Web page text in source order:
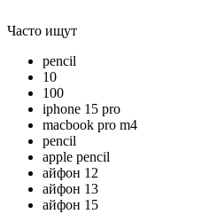
Часто ищут
pencil
10
100
iphone 15 pro
macbook pro m4
pencil
apple pencil
айфон 12
айфон 13
айфон 15